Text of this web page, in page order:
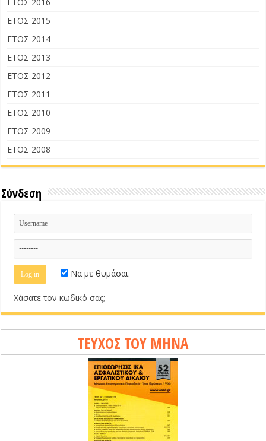
ΕΤΟΣ 2016
ΕΤΟΣ 2015
ΕΤΟΣ 2014
ΕΤΟΣ 2013
ΕΤΟΣ 2012
ΕΤΟΣ 2011
ΕΤΟΣ 2010
ΕΤΟΣ 2009
ΕΤΟΣ 2008
Σύνδεση
Να με θυμάσαι
Χάσατε τον κωδικό σας;
ΤΕΥΧΟΣ ΤΟΥ ΜΗΝΑ